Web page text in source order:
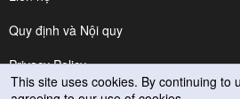
Quy định và Nội quy
Privacy Policy
This site uses cookies. By continuing to